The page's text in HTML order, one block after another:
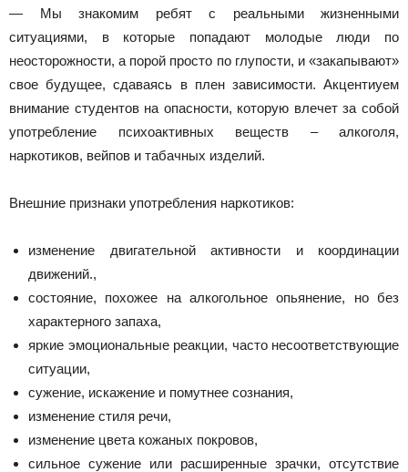
— Мы знакомим ребят с реальными жизненными
ситуациями, в которые попадают молодые люди по
неосторожности, а порой просто по глупости, и «закапывают»
свое будущее, сдаваясь в плен зависимости. Акцентиуем
внимание студентов на опасности, которую влечет за собой
употребление психоактивных веществ – алкоголя,
наркотиков, вейпов и табачных изделий.
Внешние признаки употребления наркотиков:
изменение двигательной активности и координации
движений.,
состояние, похожее на алкогольное опьянение, но без
характерного запаха,
яркие эмоциональные реакции, часто несоответствующие
ситуации,
сужение, искажение и помутнее сознания,
изменение стиля речи,
изменение цвета кожаных покровов,
сильное сужение или расширенные зрачки, отсутствие